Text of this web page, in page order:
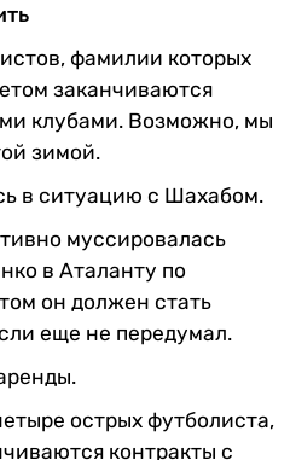
фамилии которых
заканчиваются
клубами. Возможно, мы
зимой.
в ситуацию с Шахабом.
муссировалась
в Аталанту по
он должен стать
еще не передумал.
острых футболиста,
контракты с